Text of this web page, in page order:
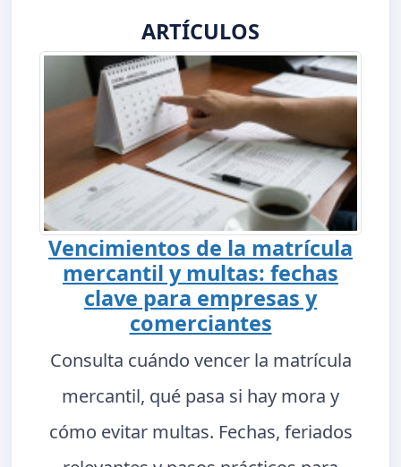
ARTÍCULOS
Vencimientos de la matrícula
mercantil y multas: fechas
clave para empresas y
comerciantes
Consulta cuándo vencer la matrícula
mercantil, qué pasa si hay mora y
cómo evitar multas. Fechas, feriados